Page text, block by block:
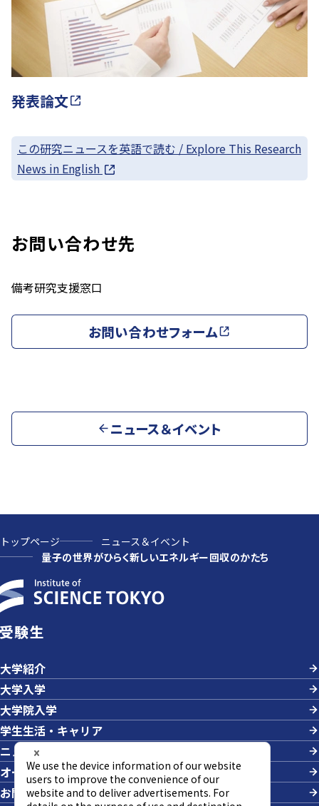
発表論文
この研究ニュースを英語で読む / Explore This Research
News in English
お問い合わせ先
備考研究支援窓口
お問い合わせフォーム
ニュース＆イベント
トップページ
ニュース＆イベント
量子の世界がひらく新しいエネルギー回収のかたち
受験生
大学紹介
大学入学
大学院入学
学生生活・キャリア
ニュース＆イベント
オープンキャンパス・説明会
お問い合わせ